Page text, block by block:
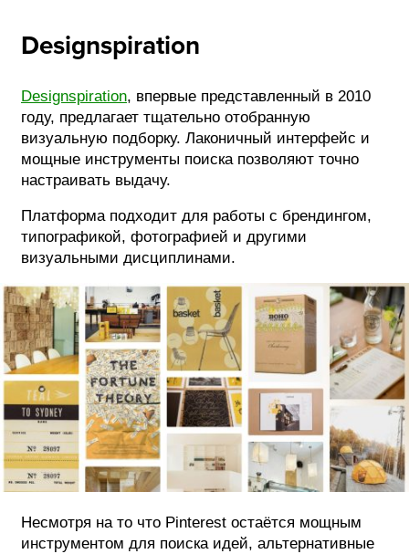
Designspiration
Designspiration, впервые представленный в 2010
году, предлагает тщательно отобранную
визуальную подборку. Лаконичный интерфейс и
мощные инструменты поиска позволяют точно
настраивать выдачу.
Платформа подходит для работы с брендингом,
типографикой, фотографией и другими
визуальными дисциплинами.
Несмотря на то что Pinterest остаётся мощным
инструментом для поиска идей, альтернативные